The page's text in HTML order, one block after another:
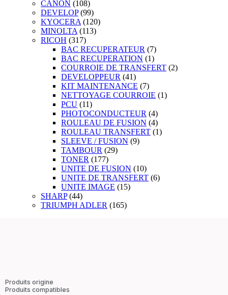
CANON (108)
DEVELOP (99)
KYOCERA (120)
MINOLTA (113)
RICOH (317)
BAC RECUPERATEUR (7)
BAC RECUPERATION (1)
COURROIE DE TRANSFERT (2)
DEVELOPPEUR (41)
KIT MAINTENANCE (7)
NETTOYAGE COURROIE (1)
PCU (11)
PHOTOCONDUCTEUR (4)
ROULEAU DE FUSION (4)
ROULEAU TRANSFERT (1)
SLEEVE / FUSION (9)
TAMBOUR (29)
TONER (177)
UNITE DE FUSION (10)
UNITE DE TRANSFERT (6)
UNITE IMAGE (15)
SHARP (44)
TRIUMPH ADLER (165)
Produits origine
Produits compatibles